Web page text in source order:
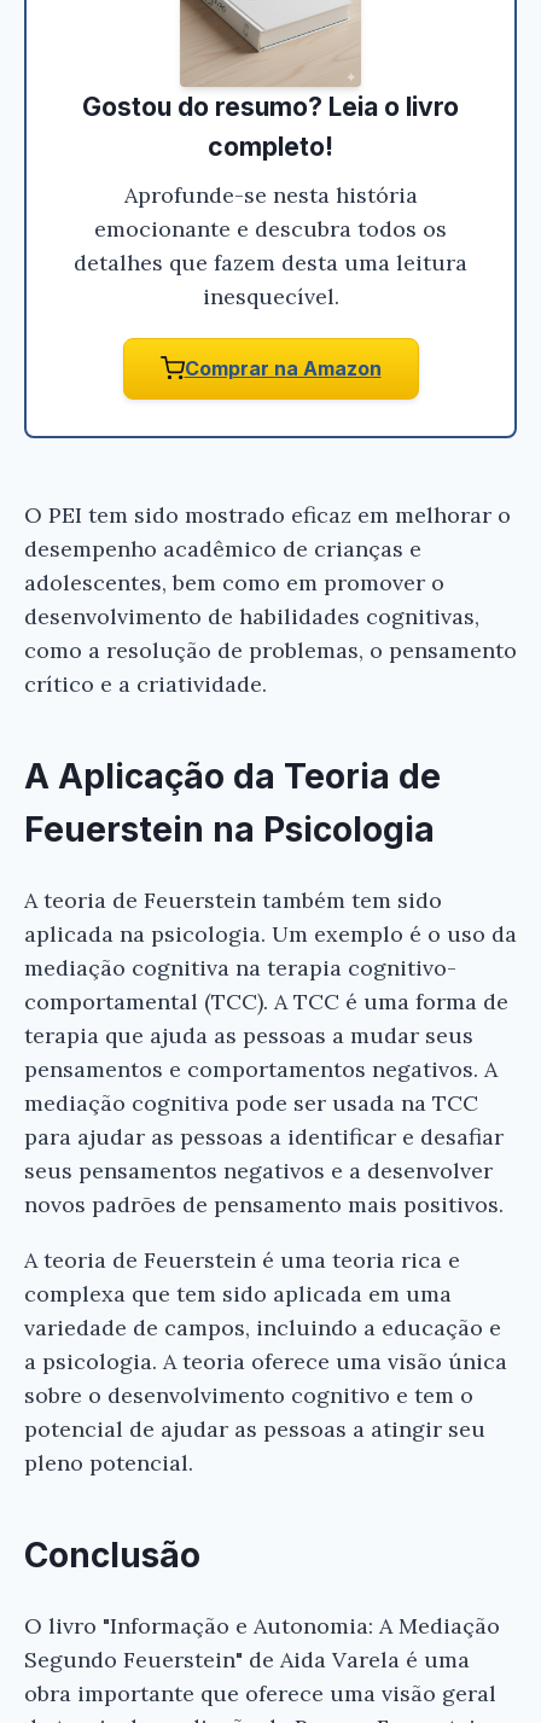
Gostou do resumo? Leia o livro
completo!
Aprofunde-se nesta história
emocionante e descubra todos os
detalhes que fazem desta uma leitura
inesquecível.
Comprar na Amazon
O PEI tem sido mostrado eficaz em melhorar o
desempenho acadêmico de crianças e
adolescentes, bem como em promover o
desenvolvimento de habilidades cognitivas,
como a resolução de problemas, o pensamento
crítico e a criatividade.
A Aplicação da Teoria de
Feuerstein na Psicologia
A teoria de Feuerstein também tem sido
aplicada na psicologia. Um exemplo é o uso da
mediação cognitiva na terapia cognitivo-
comportamental (TCC). A TCC é uma forma de
terapia que ajuda as pessoas a mudar seus
pensamentos e comportamentos negativos. A
mediação cognitiva pode ser usada na TCC
para ajudar as pessoas a identificar e desafiar
seus pensamentos negativos e a desenvolver
novos padrões de pensamento mais positivos.
A teoria de Feuerstein é uma teoria rica e
complexa que tem sido aplicada em uma
variedade de campos, incluindo a educação e
a psicologia. A teoria oferece uma visão única
sobre o desenvolvimento cognitivo e tem o
potencial de ajudar as pessoas a atingir seu
pleno potencial.
Conclusão
O livro "Informação e Autonomia: A Mediação
Segundo Feuerstein" de Aida Varela é uma
obra importante que oferece uma visão geral